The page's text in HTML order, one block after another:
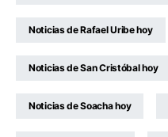
Noticias de Rafael Uribe hoy
Noticias de San Cristóbal hoy
Noticias de Soacha hoy